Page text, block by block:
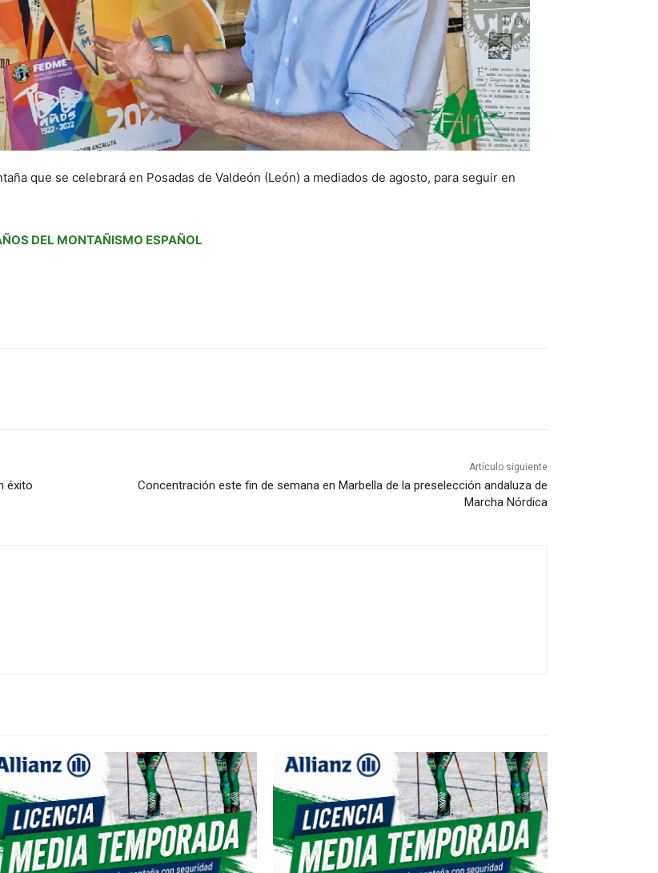
que se celebrará en Posadas de Valdeón (León) a mediados de agosto, para seguir en
DEL MONTAÑISMO ESPAÑOL
éxito
Artículo siguiente
Concentración este fin de semana en Marbella de la preselección andaluza de
Marcha Nórdica